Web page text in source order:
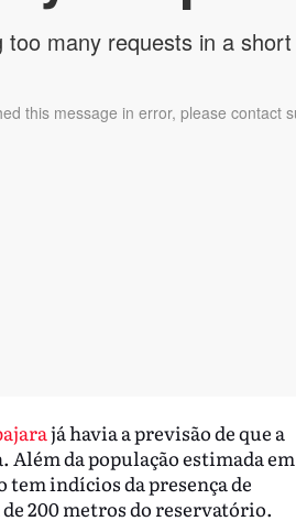
já havia a previsão de que a
da população estimada em
tem indícios da presença de
200 metros do reservatório.